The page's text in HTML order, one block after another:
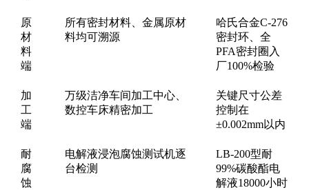
原
材
料
端
所有密封材料、金属原材
料均可溯源
哈氏合金C-276
密封环、全
PFA密封圈入
厂100%检验
加
工
端
万级洁净车间加工中心、
数控车床精密加工
关键尺寸公差
控制在
±0.002mm以内
耐
腐
蚀
电解液浸泡腐蚀测试机逐
台检测
LB-200型耐
99%碳酸酯电
解液18000小时